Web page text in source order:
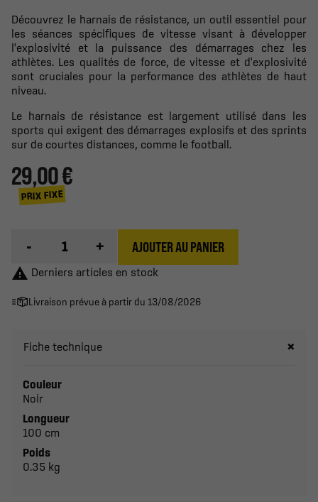
Découvrez le harnais de résistance, un outil essentiel pour
les séances spécifiques de vitesse visant à développer
l'explosivité et la puissance des démarrages chez les
athlètes. Les qualités de force, de vitesse et d'explosivité
sont cruciales pour la performance des athlètes de haut
niveau.
Le harnais de résistance est largement utilisé dans les
sports qui exigent des démarrages explosifs et des sprints
sur de courtes distances, comme le football.
29,00 €
PRIX FIXE
- + AJOUTER AU PANIER
 Derniers articles en stock
Livraison prévue à partir du 13/08/2026
Fiche technique
Couleur
Noir
Longueur
100 cm
Poids
0.35 kg